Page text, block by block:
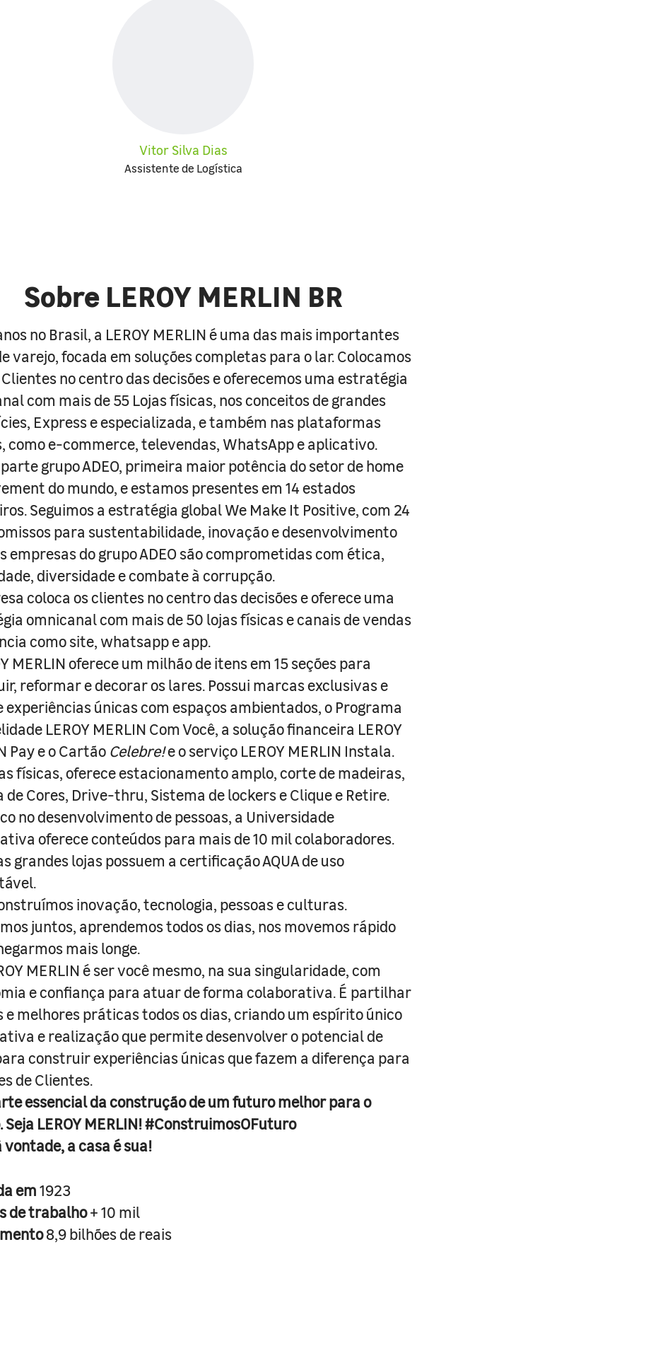
Vitor Silva Dias
Assistente de Logística
Sobre LEROY MERLIN BR
no Brasil, a LEROY MERLIN é uma das mais importantes
varejo, focada em soluções completas para o lar. Colocamos
no centro das decisões e oferecemos uma estratégia
com mais de 55 Lojas físicas, nos conceitos de grandes
Express e especializada, e também nas plataformas
como e-commerce, televendas, WhatsApp e aplicativo.
grupo ADEO, primeira maior potência do setor de home
do mundo, e estamos presentes em 14 estados
Seguimos a estratégia global We Make It Positive, com 24
para sustentabilidade, inovação e desenvolvimento
empresas do grupo ADEO são comprometidas com ética,
diversidade e combate à corrupção.
coloca os clientes no centro das decisões e oferece uma
omnicanal com mais de 50 lojas físicas e canais de vendas
como site, whatsapp e app.
MERLIN oferece um milhão de itens em 15 seções para
reformar e decorar os lares. Possui marcas exclusivas e
experiências únicas com espaços ambientados, o Programa
LEROY MERLIN Com Você, a solução financeira LEROY
Pay e o Cartão Celebre!e o serviço LEROY MERLIN Instala.
físicas, oferece estacionamento amplo, corte de madeiras,
de Cores, Drive-thru, Sistema de lockers e Clique e Retire.
no desenvolvimento de pessoas, a Universidade
oferece conteúdos para mais de 10 mil colaboradores.
grandes lojas possuem a certificação AQUA de uso
inovação, tecnologia, pessoas e culturas.
juntos, aprendemos todos os dias, nos movemos rápido
mais longe.
MERLIN é ser você mesmo, na sua singularidade, com
e confiança para atuar de forma colaborativa. É partilhar
e melhores práticas todos os dias, criando um espírito único
e realização que permite desenvolver o potencial de
construir experiências únicas que fazem a diferença para
de Clientes.
essencial da construção de um futuro melhor para o
Seja LEROY MERLIN! #ConstruimosOFuturo
vontade, a casa é sua!
em1923
de trabalho+ 10 mil
8,9 bilhões de reais